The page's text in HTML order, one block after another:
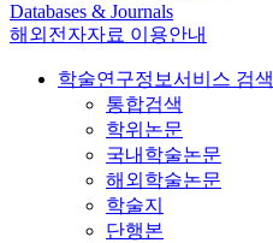
Databases & Journals
해외전자자료 이용안내
학술연구정보서비스 검색
통합검색
학위논문
국내학술논문
해외학술논문
학술지
단행본